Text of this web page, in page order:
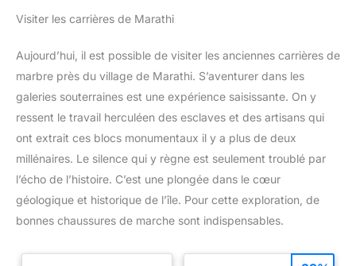
Visiter les carrières de Marathi
Aujourd’hui, il est possible de visiter les anciennes carrières de
marbre près du village de Marathi. S’aventurer dans les
galeries souterraines est une expérience saisissante. On y
ressent le travail herculéen des esclaves et des artisans qui
ont extrait ces blocs monumentaux il y a plus de deux
millénaires. Le silence qui y règne est seulement troublé par
l’écho de l’histoire. C’est une plongée dans le cœur
géologique et historique de l’île. Pour cette exploration, de
bonnes chaussures de marche sont indispensables.